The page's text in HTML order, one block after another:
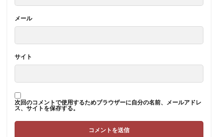
メール
サイト
次回のコメントで使用するためブラウザーに自分の名前、メールアドレ
ス、サイトを保存する。